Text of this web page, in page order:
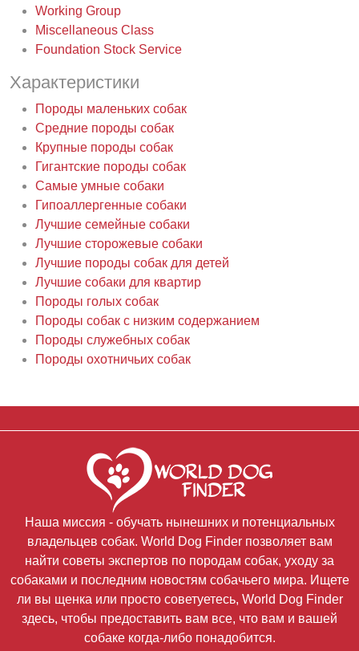
Working Group
Miscellaneous Class
Foundation Stock Service
Характеристики
Породы маленьких собак
Средние породы собак
Крупные породы собак
Гигантские породы собак
Самые умные собаки
Гипоаллергенные собаки
Лучшие семейные собаки
Лучшие сторожевые собаки
Лучшие породы собак для детей
Лучшие собаки для квартир
Породы голых собак
Породы собак с низким содержанием
Породы служебных собак
Породы охотничьих собак
Наша миссия - обучать нынешних и потенциальных
владельцев собак. World Dog Finder позволяет вам
найти советы экспертов по породам собак, уходу за
собаками и последним новостям собачьего мира. Ищете
ли вы щенка или просто советуетесь, World Dog Finder
здесь, чтобы предоставить вам все, что вам и вашей
собаке когда-либо понадобится.